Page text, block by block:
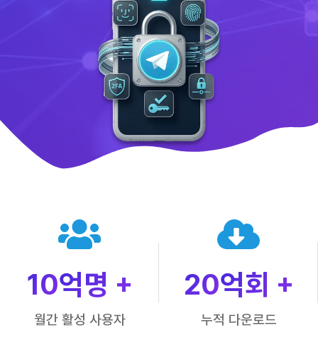
텔레그램 글로벌 이용 통계
10억명 +
월간 활성 사용자
20억회 +
누적 다운로드